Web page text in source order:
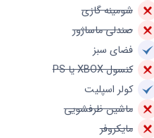
شومینه گازی
صندلی ماساژور
فضای سبز
کنسول XBOX یا PS
کولر اسپلیت
ماشین ظرفشویی
مایکروفر